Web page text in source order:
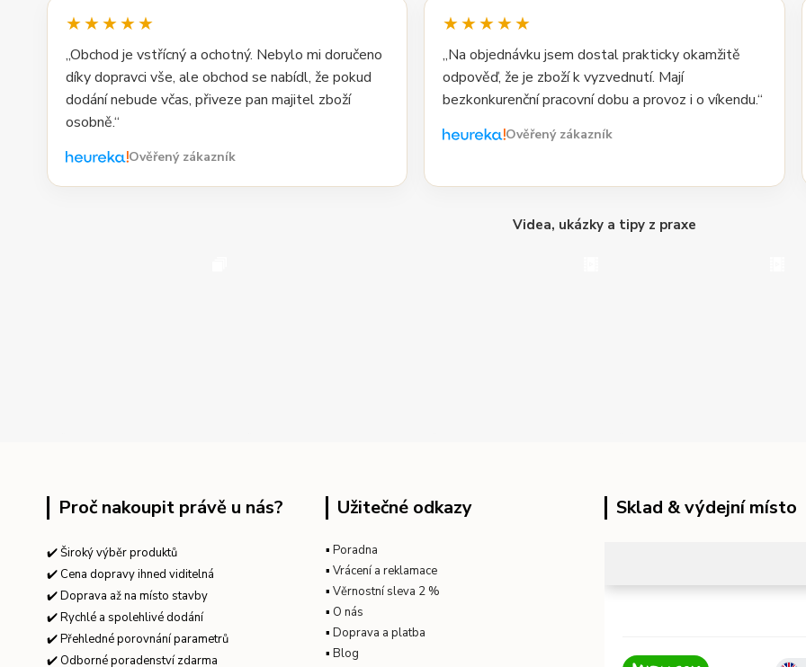
★★★★★
„Obchod je vstřícný a ochotný. Nebylo mi doručeno
díky dopravci vše, ale obchod se nabídl, že pokud
dodání nebude včas, přiveze pan majitel zboží
osobně.“
Ověřený zákazník
★★★★★
„Na objednávku jsem dostal prakticky okamžitě
odpověď, že je zboží k vyzvednutí. Mají
bezkonkurenční pracovní dobu a provoz i o víkendu.“
Ověřený zákazník
Videa, ukázky a tipy z praxe
Proč nakoupit právě u nás?
✔️ Široký výběr produktů
✔️ Cena dopravy ihned viditelná
✔️ Doprava až na místo stavby
✔️ Rychlé a spolehlivé dodání
✔️ Přehledné porovnání parametrů
✔️ Odborné poradenství zdarma
Užitečné odkazy
▪ Poradna
▪ Vrácení a reklamace
▪ Věrnostní sleva 2 %
▪ O nás
▪ Doprava a platba
▪ Blog
Sklad & výdejní místo